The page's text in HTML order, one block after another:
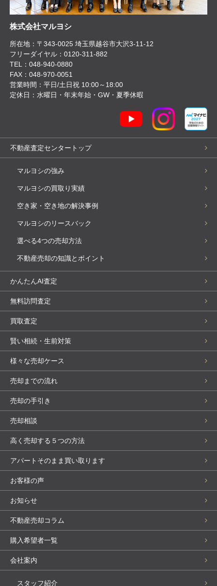
株式会社マルヨシ
所在地：〒343-0025 埼玉県越谷市大沢3-11-12
フリーダイヤル：0120-311-882
TEL：048-940-0880
FAX：048-970-0051
営業時間：平日/土日祝 10:00～18:00
定休日：水曜日・年末年始・GW・夏季休暇
不動産査定センタートップ
マルヨシの強み
マルヨシの買取り実績
空き家・空き地の解決事例
マルヨシのリースバック
選べる4つの売却方法
不動産売却の知識とポイント
かんたんAI査定
無料訪問査定
買取査定
賢い相続・生前対策
様々な売却ケース
売却までの流れ
売却の手引き
売却相談
高く売却する５つの方法
アパートそのまま買い取ります
お客様の声
お知らせ
不動産売却コラム
購入希望者一覧
会社案内
スタッフ紹介